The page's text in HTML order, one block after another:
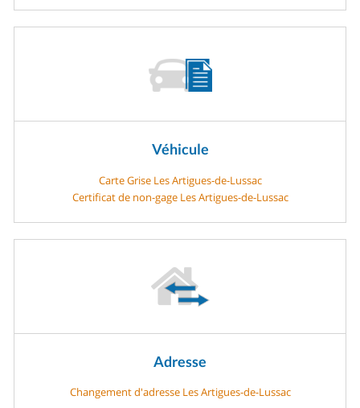
Véhicule
Carte Grise Les Artigues-de-Lussac
Certificat de non-gage Les Artigues-de-Lussac
Adresse
Changement d'adresse Les Artigues-de-Lussac